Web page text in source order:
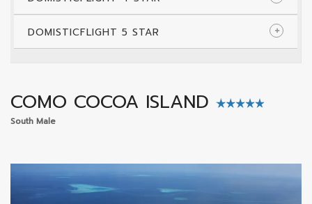
DOMISTICFLIGHT 5 STAR
COMO COCOA ISLAND
South Male